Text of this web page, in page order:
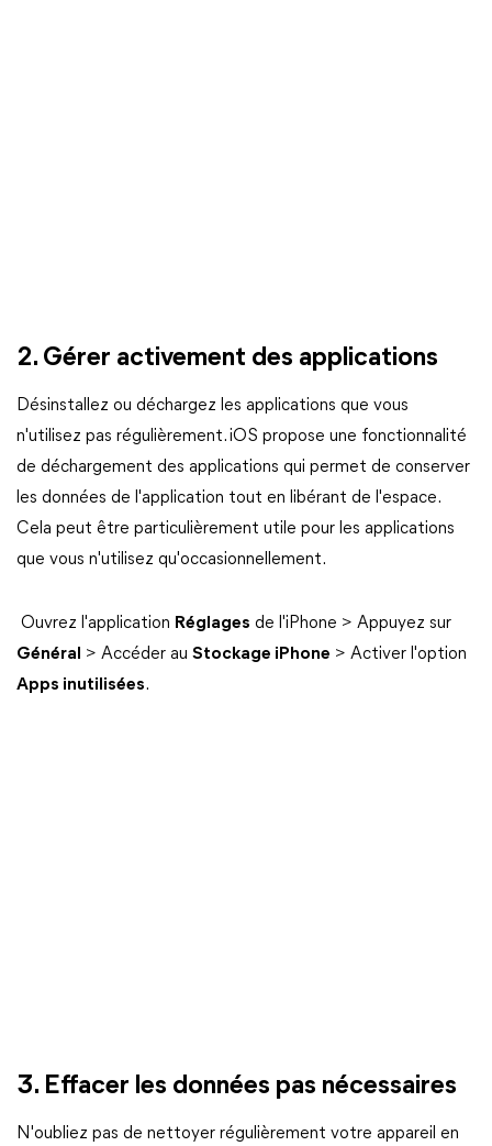
2. Gérer activement des applications
Désinstallez ou déchargez les applications que vous
n'utilisez pas régulièrement. iOS propose une fonctionnalité
de déchargement des applications qui permet de conserver
les données de l'application tout en libérant de l'espace.
Cela peut être particulièrement utile pour les applications
que vous n'utilisez qu'occasionnellement.
Ouvrez l'application Réglages de l'iPhone > Appuyez sur
Général
> Accéder au Stockage iPhone > Activer l'option
Apps inutilisées.
3. Effacer les données pas nécessaires
N'oubliez pas de nettoyer régulièrement votre appareil en